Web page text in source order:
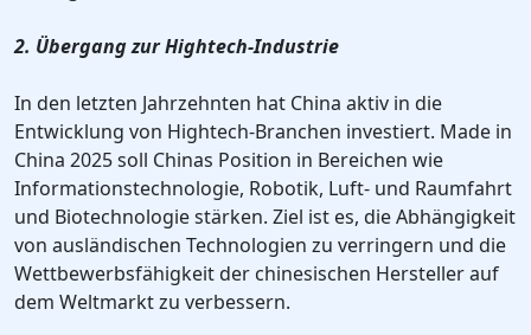
2. Übergang zur Hightech-Industrie
In den letzten Jahrzehnten hat China aktiv in die
Entwicklung von Hightech-Branchen investiert. Made in
China 2025 soll Chinas Position in Bereichen wie
Informationstechnologie, Robotik, Luft- und Raumfahrt
und Biotechnologie stärken. Ziel ist es, die Abhängigkeit
von ausländischen Technologien zu verringern und die
Wettbewerbsfähigkeit der chinesischen Hersteller auf
dem Weltmarkt zu verbessern.